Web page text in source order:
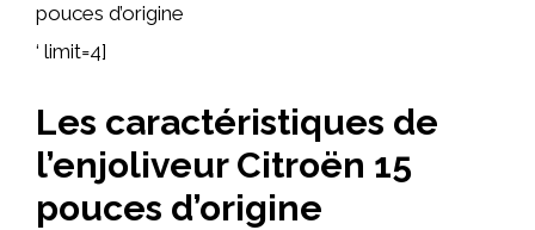
pouces d’origine
‘ limit=4]
Les caractéristiques de
l’enjoliveur Citroën 15
pouces d’origine